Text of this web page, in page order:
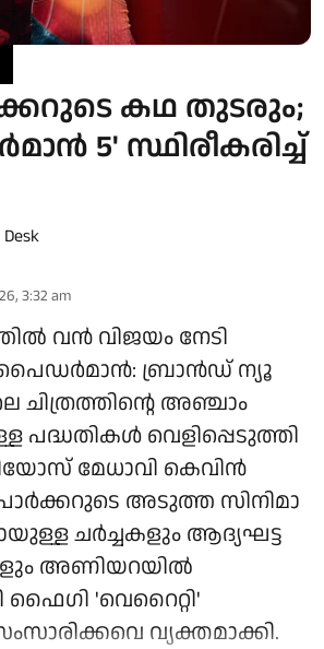
കഥ തുടരും;
5' സ്ഥിരീകരിച്ച്
3:32 am
വൻ വിജയം നേടി
ബ്രാൻഡ് ന്യൂ
ചിത്രത്തിന്റെ അഞ്ചാം
പദ്ധതികൾ വെളിപ്പെടുത്തി
മേധാവി കെവിൻ
പാർക്കറുടെ അടുത്ത സിനിമാ
ചർച്ചകളും ആദ്യഘട്ട
അണിയറയിൽ
ഫൈഗി 'വെറൈറ്റി'
വ്യക്തമാക്കി.